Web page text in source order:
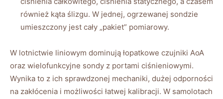
również kąta ślizgu. W jednej, ogrzewanej sondzie
umieszczony jest cały „pakiet” pomiarowy.
W lotnictwie liniowym dominują łopatkowe czujniki AoA
oraz wielofunkcyjne sondy z portami ciśnieniowymi.
Wynika to z ich sprawdzonej mechaniki, dużej odporności
na zakłócenia i możliwości łatwej kalibracji. W samolotach